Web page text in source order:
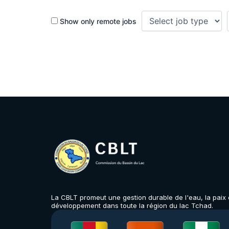
Show only remote jobs
La CBLT promeut une gestion durable de l'eau, la paix
développement dans toute la région du lac Tchad.